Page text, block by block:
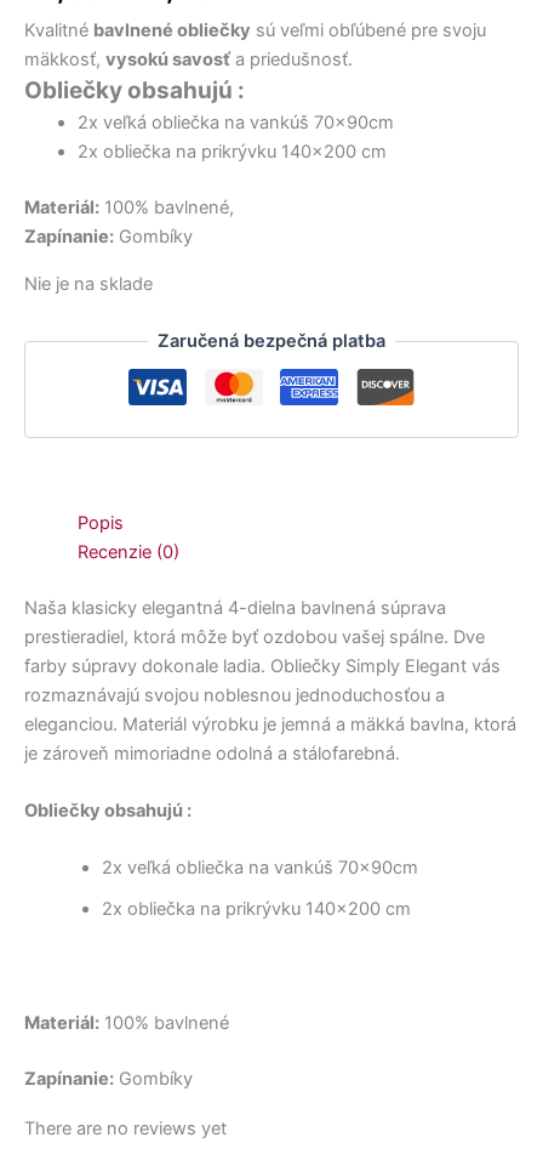
bola:
29,00 €.24,50 €.
Kvalitné bavlnené obliečky sú veľmi obľúbené pre svoju
mäkkosť, vysokú savosť a priedušnosť.
Obliečky obsahujú :
2x veľká obliečka na vankúš 70x90cm
2x obliečka na prikrývku 140×200 cm
Materiál: 100% bavlnené,
Zapínanie: Gombíky
Nie je na sklade
Zaručená bezpečná platba
Popis
Recenzie (0)
Naša klasicky elegantná 4-dielna bavlnená súprava
prestieradiel, ktorá môže byť ozdobou vašej spálne. Dve
farby súpravy dokonale ladia. Obliečky Simply Elegant vás
rozmaznávajú svojou noblesnou jednoduchosťou a
eleganciou. Materiál výrobku je jemná a mäkká bavlna, ktorá
je zároveň mimoriadne odolná a stálofarebná.
Obliečky obsahujú :
2x veľká obliečka na vankúš 70x90cm
2x obliečka na prikrývku 140×200 cm
Materiál: 100% bavlnené
Zapínanie: Gombíky
There are no reviews yet